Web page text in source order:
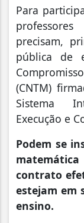
Para
precisam,
pública de
(CNTM)
Sistema
Execução e
Podem se
contrato
estejam em
ensino.